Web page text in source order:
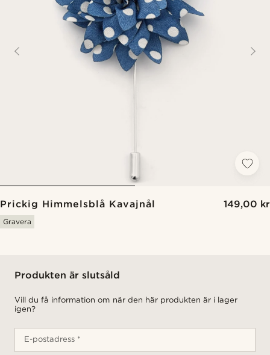
Prickig Himmelsblå Kavajnål 149,00 kr
Gravera
Produkten är slutsåld
Vill du få information om när den här produkten är i lager
igen?
E-postadress *